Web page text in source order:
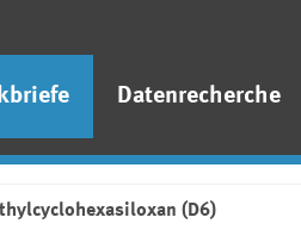
Datenrecherche
(D6)